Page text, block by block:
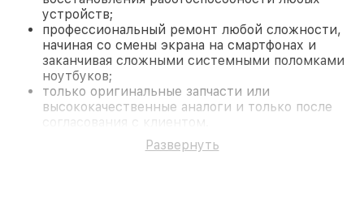
устройств;
профессиональный ремонт любой сложности,
начиная со смены экрана на смартфонах и
заканчивая сложными системными поломками
ноутбуков;
только оригинальные запчасти или
высококачественные аналоги и только после
согласования с клиентом.
На все работы и замененные комплектующие
предоставляется длительная гарантия. В случае
Развернуть